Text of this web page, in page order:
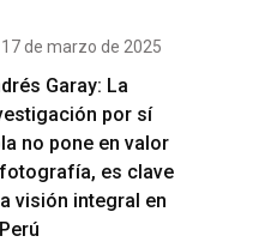
17 de marzo de 2025
Garay: La
por sí
no pone en valor
es clave
visión integral en